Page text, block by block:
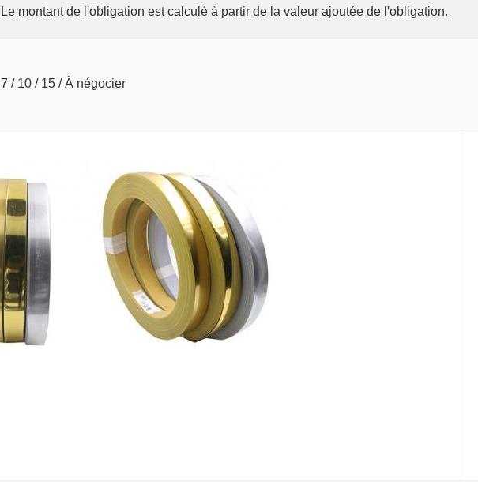
Le montant de l'obligation est calculé à partir de la valeur ajoutée de l'obligation.
7 / 10 / 15 / À négocier